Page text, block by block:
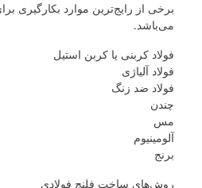
برخی از رایج‌ترین موارد بکارگیری
می‌باشد.
فولاد کربنی یا کربن استیل
فولاد آلیاژی
فولاد ضد زنگ
چندن
مس
آلومینیوم
برنج
روش‌های ساخت فلنج فولادی